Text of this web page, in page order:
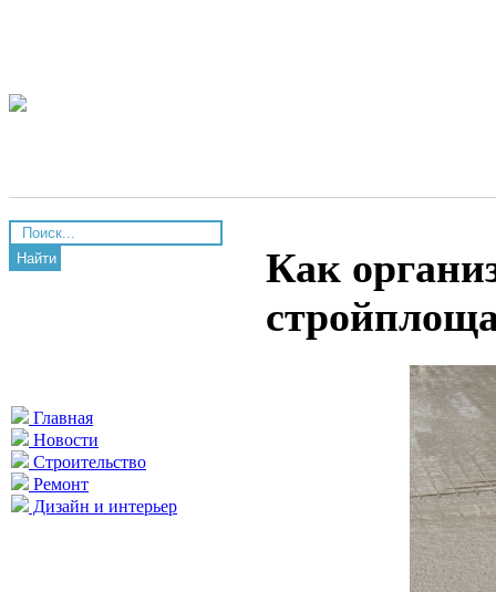
Найти
Главная
Новости
Строительство
Ремонт
Дизайн и интерьер
Как